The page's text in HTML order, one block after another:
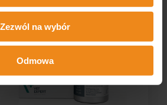
Zezwól na wybór
Odmowa